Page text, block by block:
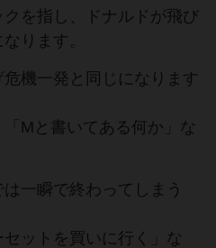
を指し、ドナルドが飛び
ります。
機一発と同じになります
Mと書いてある何か」な
一瞬で終わってしまう
セットを買いに行く」な